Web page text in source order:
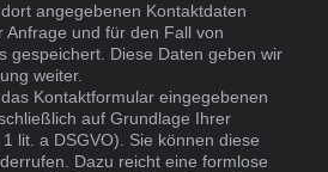
angegebenen Kontaktdaten
Anfrage und für den Fall von
gespeichert. Diese Daten geben wir
weiter.
Kontaktformular eingegebenen
auf Grundlage Ihrer
lit. a DSGVO). Sie können diese
Dazu reicht eine formlose